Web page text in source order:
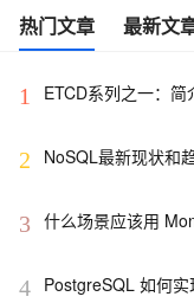
热门文章 最新文
1 ETCD系列之一：简
2
NoSQL最新现状和
3 什么场景应该用
4 PostgreSQL 如何